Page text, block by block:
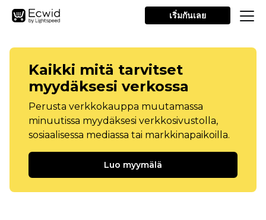
เริ่มกันเลย
Kaikki mitä tarvitset
myydäksesi verkossa
Perusta verkkokauppa muutamassa
minuutissa myydäksesi verkkosivustolla,
sosiaalisessa mediassa tai markkinapaikoilla.
Luo myymälä